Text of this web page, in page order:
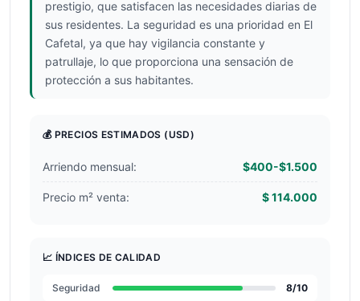
prestigio, que satisfacen las necesidades diarias de
sus residentes. La seguridad es una prioridad en El
Cafetal, ya que hay vigilancia constante y
patrullaje, lo que proporciona una sensación de
protección a sus habitantes.
💰 PRECIOS ESTIMADOS (USD)
Arriendo mensual: $400-$1.500
Precio m² venta: $ 114.000
📈 ÍNDICES DE CALIDAD
Seguridad 8/10